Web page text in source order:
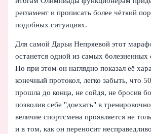
регламент и прописать более чёткий
подобных ситуациях.
Для самой Дарьи Непряевой этот
останется одной из самых болезненных
Но при этом он наглядно показал её
конечный протокол, легко забыть, что
прошла до конца, не сойдя, не бросив
позволив себе "доехать" в
величие спортсмена проявляется не
и в том, как он переносит